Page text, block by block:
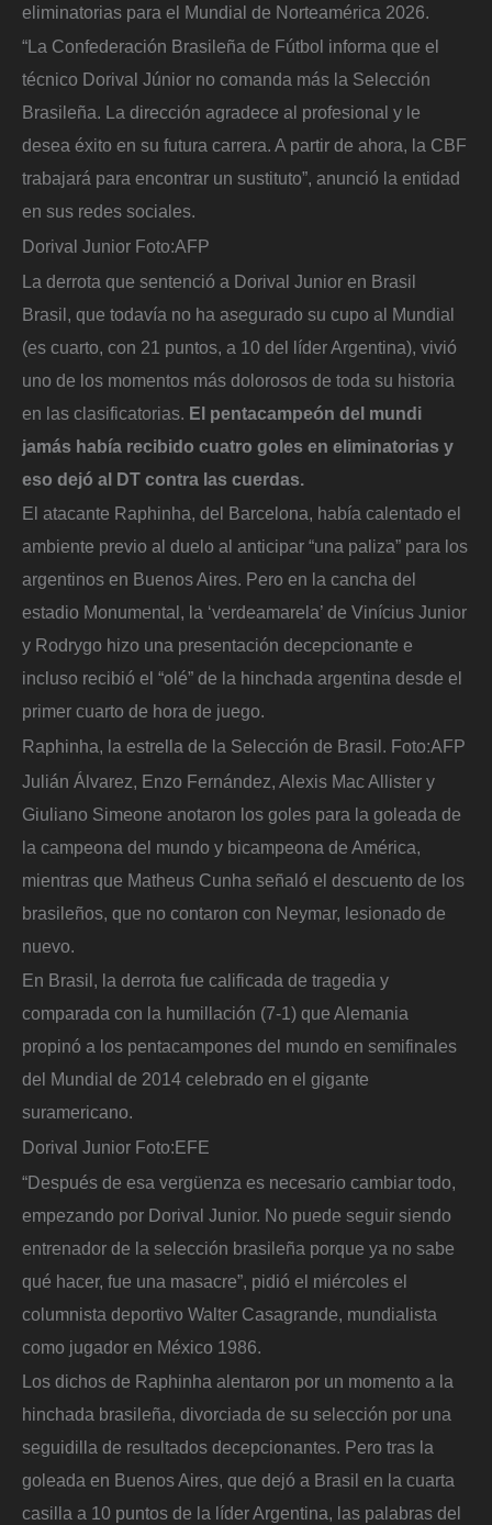
eliminatorias para el Mundial de Norteamérica 2026.
“La Confederación Brasileña de Fútbol informa que el
técnico Dorival Júnior no comanda más la Selección
Brasileña. La dirección agradece al profesional y le
desea éxito en su futura carrera. A partir de ahora, la CBF
trabajará para encontrar un sustituto”, anunció la entidad
en sus redes sociales.
Dorival Junior Foto:AFP
La derrota que sentenció a Dorival Junior en Brasil
Brasil, que todavía no ha asegurado su cupo al Mundial
(es cuarto, con 21 puntos, a 10 del líder Argentina), vivió
uno de los momentos más dolorosos de toda su historia
en las clasificatorias. El pentacampeón del mundi
jamás había recibido cuatro goles en eliminatorias y
eso dejó al DT contra las cuerdas.
El atacante Raphinha, del Barcelona, había calentado el
ambiente previo al duelo al anticipar “una paliza” para los
argentinos en Buenos Aires. Pero en la cancha del
estadio Monumental, la ‘verdeamarela’ de Vinícius Junior
y Rodrygo hizo una presentación decepcionante e
incluso recibió el “olé” de la hinchada argentina desde el
primer cuarto de hora de juego.
Raphinha, la estrella de la Selección de Brasil. Foto:AFP
Julián Álvarez, Enzo Fernández, Alexis Mac Allister y
Giuliano Simeone anotaron los goles para la goleada de
la campeona del mundo y bicampeona de América,
mientras que Matheus Cunha señaló el descuento de los
brasileños, que no contaron con Neymar, lesionado de
nuevo.
En Brasil, la derrota fue calificada de tragedia y
comparada con la humillación (7-1) que Alemania
propinó a los pentacampones del mundo en semifinales
del Mundial de 2014 celebrado en el gigante
suramericano.
Dorival Junior Foto:EFE
“Después de esa vergüenza es necesario cambiar todo,
empezando por Dorival Junior. No puede seguir siendo
entrenador de la selección brasileña porque ya no sabe
qué hacer, fue una masacre”, pidió el miércoles el
columnista deportivo Walter Casagrande, mundialista
como jugador en México 1986.
Los dichos de Raphinha alentaron por un momento a la
hinchada brasileña, divorciada de su selección por una
seguidilla de resultados decepcionantes. Pero tras la
goleada en Buenos Aires, que dejó a Brasil en la cuarta
casilla a 10 puntos de la líder Argentina, las palabras del